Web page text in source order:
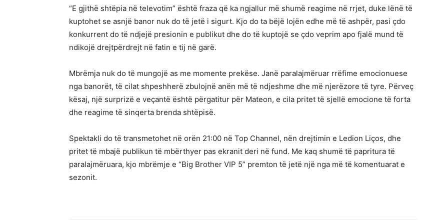
“E gjithë shtëpia në televotim” është fraza që ka ngjallur më shumë reagime në rrjet, duke lënë të
kuptohet se asnjë banor nuk do të jetë i sigurt. Kjo do ta bëjë lojën edhe më të ashpër, pasi çdo
konkurrent do të ndjejë presionin e publikut dhe do të kuptojë se çdo veprim apo fjalë mund të
ndikojë drejtpërdrejt në fatin e tij në garë.
Mbrëmja nuk do të mungojë as me momente prekëse. Janë paralajmëruar rrëfime emocionuese
nga banorët, të cilat shpeshherë zbulojnë anën më të ndjeshme dhe më njerëzore të tyre. Përveç
kësaj, një surprizë e veçantë është përgatitur për Mateon, e cila pritet të sjellë emocione të forta
dhe reagime të sinqerta brenda shtëpisë.
Spektakli do të transmetohet në orën 21:00 në Top Channel, nën drejtimin e Ledion Liços, dhe
pritet të mbajë publikun të mbërthyer pas ekranit deri në fund. Me kaq shumë të papritura të
paralajmëruara, kjo mbrëmje e “Big Brother VIP 5” premton të jetë një nga më të komentuarat e
sezonit.